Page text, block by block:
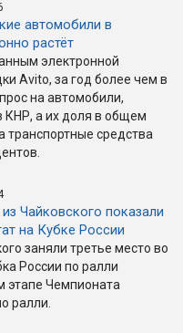
автомобили в
растёт
электронной
Avito, за год более чем в
на автомобили,
КНР, а их доля в общем
транспортные средства
Чайковского показали
на Кубке России
заняли третье место во
России по ралли
этапе Чемпионата
ралли.